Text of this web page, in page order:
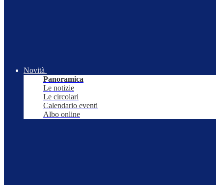
Novità
Panoramica
Le notizie
Le circolari
Calendario eventi
Albo online